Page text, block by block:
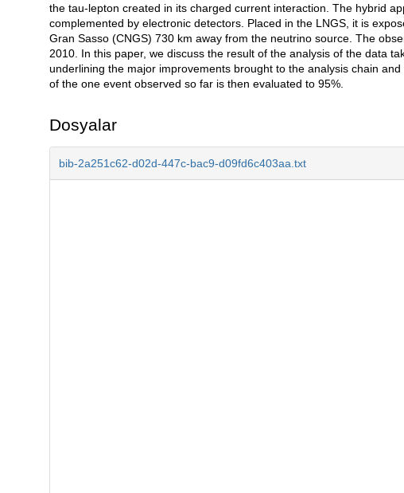
the tau-lepton created in its charged current interaction. The hybrid
complemented by electronic detectors. Placed in the LNGS, it is
Gran Sasso (CNGS) 730 km away from the neutrino source. The
2010. In this paper, we discuss the result of the analysis of the data
underlining the major improvements brought to the analysis chain
of the one event observed so far is then evaluated to 95%.
Dosyalar
bib-2a251c62-d02d-447c-bac9-d09fd6c403aa.txt